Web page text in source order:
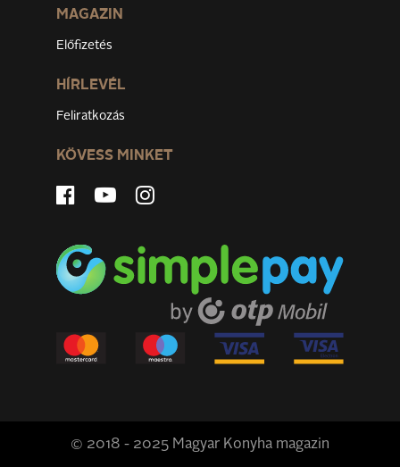
MAGAZIN
Előfizetés
HÍRLEVÉL
Feliratkozás
KÖVESS MINKET
© 2018 - 2025 Magyar Konyha magazin